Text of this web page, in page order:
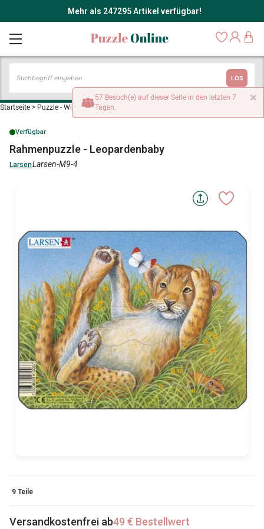
Mehr als 247295 Artikel verfügbar!
LOS
Startseite > Puzzle - Wilde Tiere >Rahmenpuzzle - Leopardenbaby
Verfügbar
Rahmenpuzzle - Leopardenbaby
LarsenLarsen-M9-4
9 Teile
Versandkostenfrei ab49 € Bestellwert
×
57 Besuch(e) auf dieser Seite in den letzten 7
Tagen.